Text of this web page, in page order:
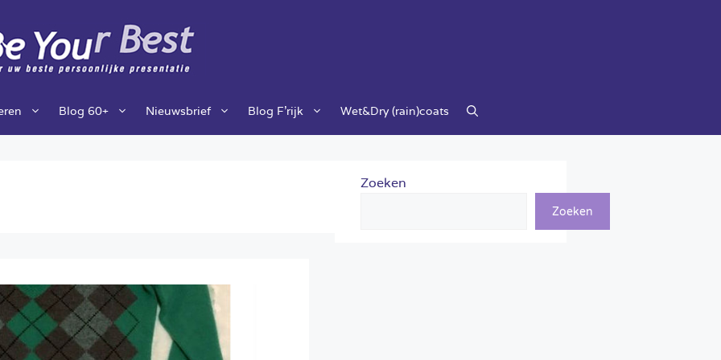
Blog 60+ Nieuwsbrief Blog F’rijk Wet&Dry (rain)coats
Zoeken
Zoeken